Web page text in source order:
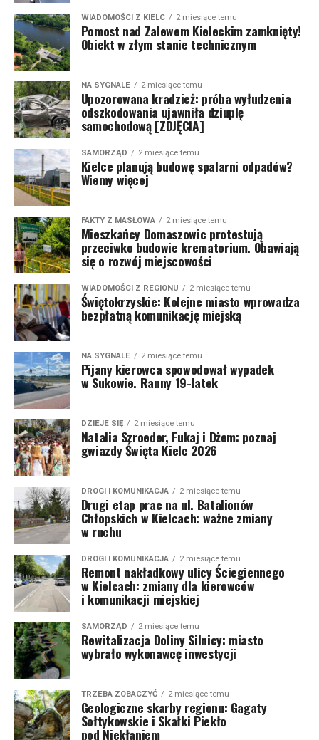
WIADOMOŚCI Z KIELC 2 miesiące temu
Pomost nad Zalewem Kieleckim zamknięty!
Obiekt w złym stanie technicznym
NA SYGNALE 2 miesiące temu
Upozorowana kradzież: próba wyłudzenia
odszkodowania ujawniła dziuplę
samochodową [ZDJĘCIA]
SAMORZĄD 2 miesiące temu
Kielce planują budowę spalarni odpadów?
Wiemy więcej
FAKTY Z MASŁOWA 2 miesiące temu
Mieszkańcy Domaszowic protestują
przeciwko budowie krematorium. Obawiają
się o rozwój miejscowości
WIADOMOŚCI Z REGIONU 2 miesiące temu
Świętokrzyskie: Kolejne miasto wprowadza
bezpłatną komunikację miejską
NA SYGNALE 2 miesiące temu
Pijany kierowca spowodował wypadek
w Sukowie. Ranny 19-latek
DZIEJE SIĘ 2 miesiące temu
Natalia Szroeder, Fukaj i Dżem: poznaj
gwiazdy Święta Kielc 2026
DROGI I KOMUNIKACJA 2 miesiące temu
Drugi etap prac na ul. Batalionów
Chłopskich w Kielcach: ważne zmiany
w ruchu
DROGI I KOMUNIKACJA 2 miesiące temu
Remont nakładkowy ulicy Ściegiennego
w Kielcach: zmiany dla kierowców
i komunikacji miejskiej
SAMORZĄD 2 miesiące temu
Rewitalizacja Doliny Silnicy: miasto
wybrało wykonawcę inwestycji
TRZEBA ZOBACZYĆ 2 miesiące temu
Geologiczne skarby regionu: Gagaty
Sołtykowskie i Skałki Piekło
pod Niekłaniem